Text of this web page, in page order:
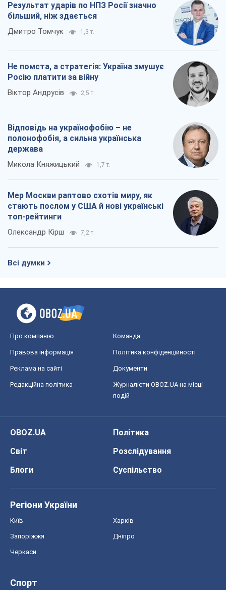
Результат ударів по НПЗ Росії значно
більший, ніж здається
Дмитро Томчук 1,3 т.
Не помста, а стратегія: Україна змушує
Росію платити за війну
Віктор Андрусів 2,5 т.
Відповідь на українофобію – не
полонофобія, а сильна українська
держава
Микола Княжицький 1,7 т.
Мер Москви раптово схотів миру, як
стають послом у США й нові українські
топ-рейтинги
Олександр Кірш 7,2 т.
Всі думки
Про компанію Команда
Правова інформація Політика конфіденційності
Реклама на сайті Документи
Редакційна політика
Журналісти OBOZ.UA на місці
подій
OBOZ.UA
Політика
Світ
Розслідування
Блоги
Суспільство
Регіони України
Київ Харків
Запоріжжя Дніпро
Черкаси
Спорт